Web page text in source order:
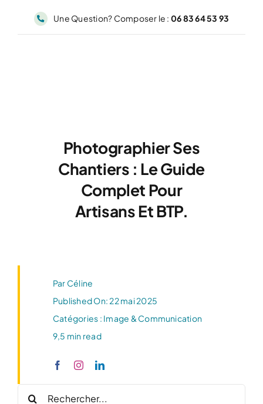
Une Question? Composer le : 06 83 64 53 93
Photographier Ses
Chantiers : Le Guide
Complet Pour
Artisans Et BTP.
Par Céline
Published On: 22 mai 2025
Catégories : Image & Communication
9,5 min read
Rechercher: